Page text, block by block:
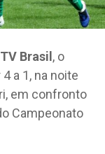
TV Brasil , o
a 1, na noite
em confronto
Campeonato